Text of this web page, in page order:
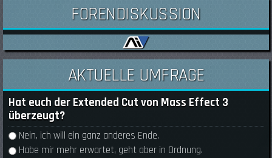
FORENDISKUSSION
AKTUELLE UMFRAGE
Hat euch der Extended Cut von Mass Effect 3
überzeugt?
Auswahlmöglichkeiten
Nein, ich will ein ganz anderes Ende.
Habe mir mehr erwartet, geht aber in Ordnung.